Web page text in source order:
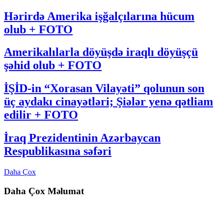
Hərirdə Amerika işğalçılarına hücum
olub + FOTO
Amerikalılarla döyüşdə iraqlı döyüşçü
şəhid olub + FOTO
İŞİD-in “Xorasan Vilayəti” qolunun son
üç aydakı cinayətləri; Şiələr yenə qətliam
edilir + FOTO
İraq Prezidentinin Azərbaycan
Respublikasına səfəri
Daha Çox
Daha Çox Məlumat